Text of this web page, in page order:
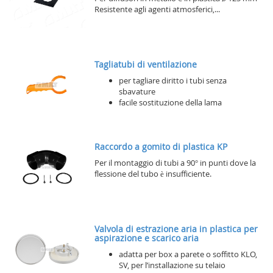
Resistente agli agenti atmosferici,...
Tagliatubi di ventilazione
per tagliare diritto i tubi senza
sbavature
facile sostituzione della lama
Raccordo a gomito di plastica KP
Per il montaggio di tubi a 90° in punti dove la
flessione del tubo è insufficiente.
Valvola di estrazione aria in plastica per
aspirazione e scarico aria
adatta per box a parete o soffitto KLO,
SV, per l’installazione su telaio